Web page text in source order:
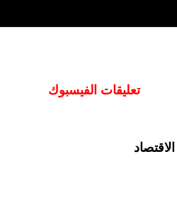
تعليقات الفيسبوك